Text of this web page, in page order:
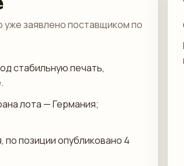
уже заявлено поставщиком по
стабильную печать,
лота — Германия;
по позиции опубликовано 4